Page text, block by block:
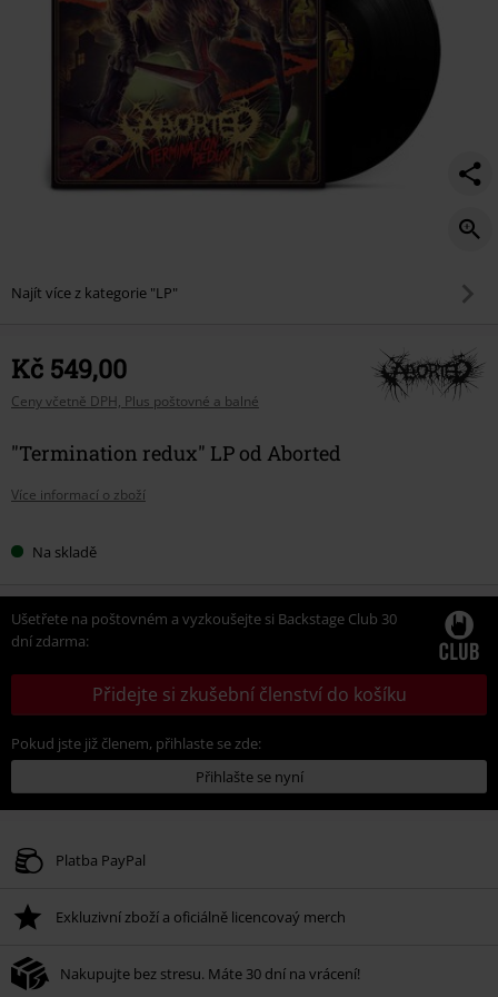
Najít více z kategorie "LP"
Kč 549,00
Ceny včetně DPH, Plus poštovné a balné
"Termination redux" LP od Aborted
Více informací o zboží
Na skladě
Ušetřete na poštovném a vyzkoušejte si Backstage Club 30
dní zdarma:
Přidejte si zkušební členství do košíku
Pokud jste již členem, přihlaste se zde:
Přihlašte se nyní
Platba PayPal
Exkluzivní zboží a oficiálně licencovaý merch
Nakupujte bez stresu. Máte 30 dní na vrácení!